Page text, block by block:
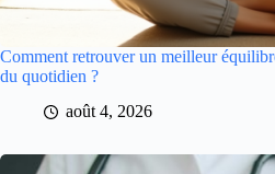
Comment retrouver un meilleur
du quotidien ?
août 4, 2026